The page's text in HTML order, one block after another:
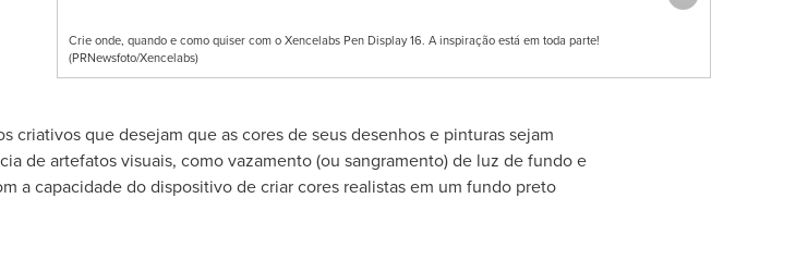
Crie onde, quando e como quiser com o Xencelabs Pen Display 16. A inspiração está em toda parte!
(PRNewsfoto/Xencelabs)
criativos que desejam que as cores de seus desenhos e pinturas sejam
de artefatos visuais, como vazamento (ou sangramento) de luz de fundo e
a capacidade do dispositivo de criar cores realistas em um fundo preto